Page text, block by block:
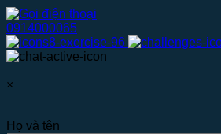
0914000065
×
Họ và tên